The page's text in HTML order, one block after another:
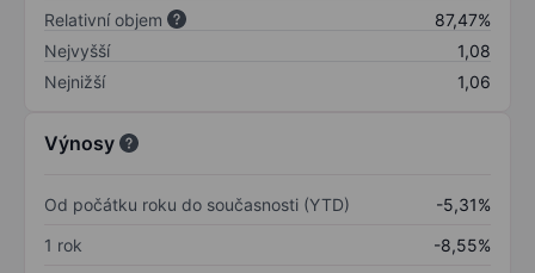
Relativní objem
87,47%
Nejvyšší
1,08
Nejnižší
1,06
Výnosy
Od počátku roku do současnosti (YTD)
-5,31%
1 rok
-8,55%